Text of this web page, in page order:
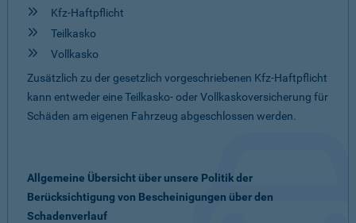
Kfz-Haftpflicht
Teilkasko
Vollkasko
Zusätzlich zu der gesetzlich vorgeschriebenen Kfz-Haftpflicht
kann entweder eine Teilkasko- oder Vollkaskoversicherung für
Schäden am eigenen Fahrzeug abgeschlossen werden.
Allgemeine Übersicht über unsere Politik der
Berücksichtigung von Bescheinigungen über den
Schadenverlauf